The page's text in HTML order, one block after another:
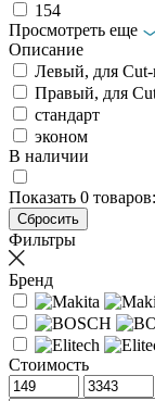
154
Просмотреть еще
Описание
Левый, для
Правый, для
стандарт
эконом
В наличии
Показать 0 товаров:
Фильтры
Бренд
Стоимость